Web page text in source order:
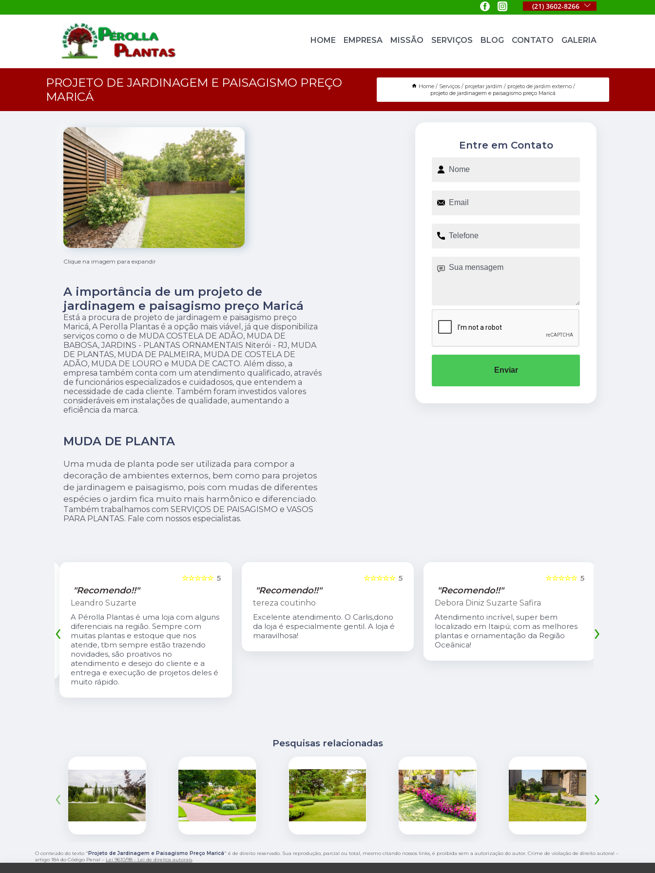
(21) 3602-8266
HOME EMPRESA MISSÃO SERVIÇOS BLOG CONTATO GALERIA
PROJETO DE JARDINAGEM E PAISAGISMO PREÇO
MARICÁ
Home Serviços projetar jardim
projeto de jardim externo
projeto de jardinagem e paisagismo preço Maricá
Clique na imagem para expandir
A importância de um projeto de
jardinagem e paisagismo preço Maricá
Está a procura de projeto de jardinagem e paisagismo preço
Maricá, A Perolla Plantas é a opção mais viável, já que disponibiliza
serviços como o de MUDA COSTELA DE ADÃO, MUDA DE
BABOSA, JARDINS - PLANTAS ORNAMENTAIS Niterói - RJ, MUDA
DE PLANTAS, MUDA DE PALMEIRA, MUDA DE COSTELA DE
ADÃO, MUDA DE LOURO e MUDA DE CACTO. Além disso, a
empresa também conta com um atendimento qualificado, através
de funcionários especializados e cuidadosos, que entendem a
necessidade de cada cliente. Também foram investidos valores
consideráveis em instalações de qualidade, aumentando a
eficiência da marca.
MUDA DE PLANTA
Uma muda de planta pode ser utilizada para compor a
decoração de ambientes externos, bem como para projetos
de jardinagem e paisagismo, pois com mudas de diferentes
espécies o jardim fica muito mais harmônico e diferenciado.
Também trabalhamos com SERVIÇOS DE PAISAGISMO e VASOS
PARA PLANTAS. Fale com nossos especialistas.
Entre em Contato
Enviar
5
☆☆☆☆☆
"Recomendo!!"
Leandro Suzarte
A Pérolla Plantas é uma loja com alguns
diferenciais na região. Sempre com
muitas plantas e estoque que nos
atende, tbm sempre estão trazendo
novidades, são proativos no
atendimento e desejo do cliente e a
entrega e execução de projetos deles é
muito rápido.
5
☆☆☆☆☆
"Recomendo!!"
tereza coutinho
Excelente atendimento. O Carlis,dono
da loja é especialmente gentil. A loja é
maravilhosa!
5
☆☆☆☆☆
"Recomendo!!"
Debora Diniz Suzarte Safira
Atendimento incrível, super bem
localizado em Itaipú; com as melhores
plantas e ornamentação da Região
Oceânica!
‹ ›
Pesquisas relacionadas
‹ ›
O conteúdo do texto "Projeto de Jardinagem e Paisagismo Preço Maricá" é de direito reservado. Sua reprodução, parcial ou total, mesmo citando nossos links, é proibida sem a autorização do autor. Crime de violação de direito autoral –
artigo 184 do Código Penal – Lei 9610/98 - Lei de direitos autorais